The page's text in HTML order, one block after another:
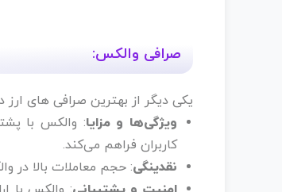
صرافی والکس:
یکی دیگر از بهترین صرافی های ارز
ویژگی‌ها و مزایا
کاربران فراهم می‌کند.
نقدینگی: حجم معاملات بالا در